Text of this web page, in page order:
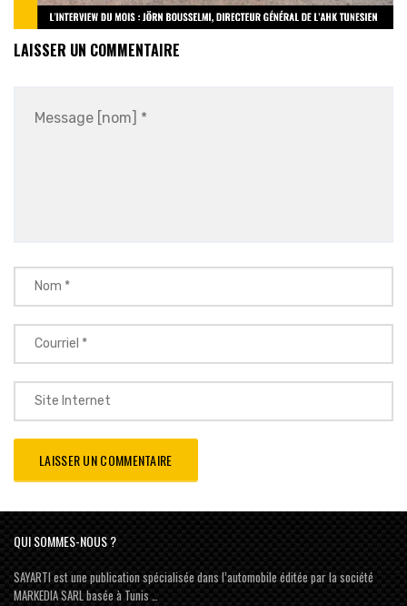
LAISSER UN COMMENTAIRE
QUI SOMMES-NOUS ?
SAYARTI est une publication spécialisée dans l’automobile éditée par la société
MARKEDIA SARL basée à Tunis …